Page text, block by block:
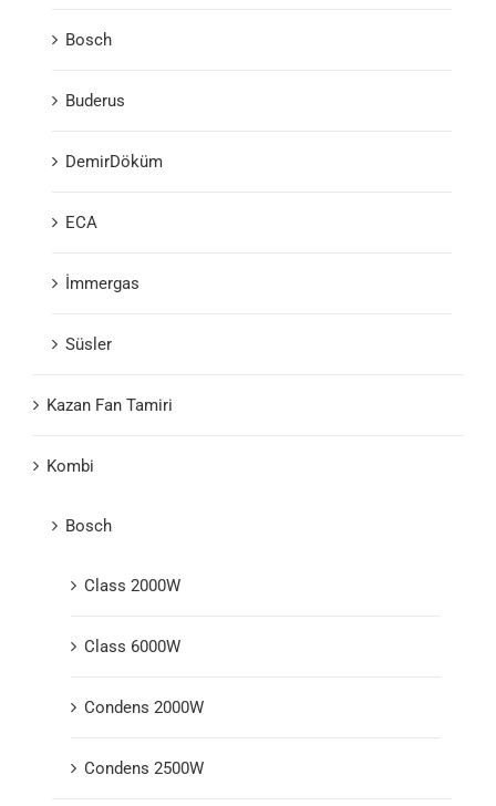
Bosch
Buderus
DemirDöküm
ECA
İmmergas
Süsler
Kazan Fan Tamiri
Kombi
Bosch
Class 2000W
Class 6000W
Condens 2000W
Condens 2500W